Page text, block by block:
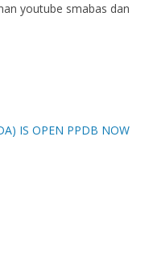
youtube smabas dan